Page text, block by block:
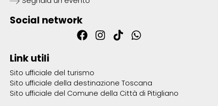
Social network
Link utili
Sito ufficiale del turismo
Sito ufficiale della destinazione Toscana
Sito ufficiale del Comune della Città di Pitigliano